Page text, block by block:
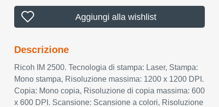
Aggiungi alla wishlist
Descrizione
Ricoh IM 2500. Tecnologia di stampa: Laser, Stampa:
Mono stampa, Risoluzione massima: 1200 x 1200 DPI.
Copia: Mono copia, Risoluzione di copia massima: 600
x 600 DPI. Scansione: Scansione a colori, Risoluzione